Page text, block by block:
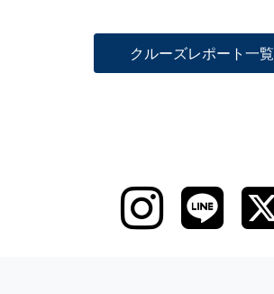
クルーズレポート一覧